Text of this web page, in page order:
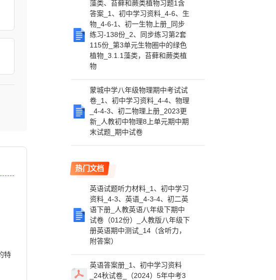
藻类、苔藓和蕨类植物习题1含
答案_1、初中学习资料_4-6、生
物_4-6-1、初一生物上册_同步
练习-138份_2、同步练习第2套
115份_第3单元生物圈中的绿色
植物_3.1.1藻类，苔藓和蕨类植
物
蒙城中学八年级物理期中考试试
卷_1、初中学习资料_4-4、物理
_4-4-3、初二物理上册_2023更
新_人教初中物理8上单元期中期
末试题_期中试卷
热门文档
英语试题听力材料_1、初中学习
资料_4-3、英语_4-3-4、初二英
语下册_人教英语八年级下期中
试卷（012份）_人教版八年级下
册英语期中测试_14（含听力，
附答案）
英语答案册_1、初中学习资料
_24秋试卷_（2024）5年中考3